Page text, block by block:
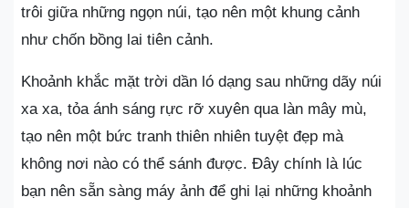
trôi giữa những ngọn núi, tạo nên một khung cảnh
như chốn bồng lai tiên cảnh.
Khoảnh khắc mặt trời dần ló dạng sau những dãy núi
xa xa, tỏa ánh sáng rực rỡ xuyên qua làn mây mù,
tạo nên một bức tranh thiên nhiên tuyệt đẹp mà
không nơi nào có thể sánh được. Đây chính là lúc
bạn nên sẵn sàng máy ảnh để ghi lại những khoảnh